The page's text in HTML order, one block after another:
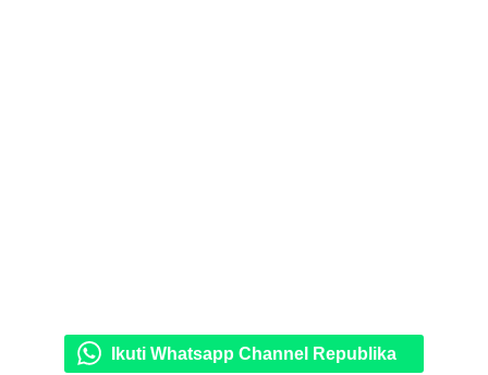
Ikuti Whatsapp Channel Republika